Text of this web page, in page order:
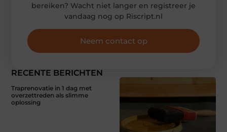
RECENTE BERICHTEN
Traprenovatie in 1 dag met
overzettreden als slimme
oplossing
bereiken? Wacht niet langer en registreer je
vandaag nog op Riscript.nl
Neem contact op